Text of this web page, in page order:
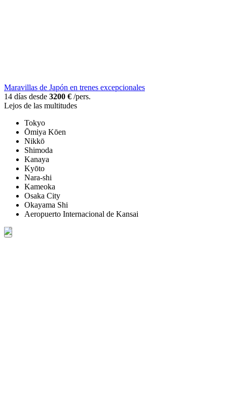
Maravillas de Japón en trenes excepcionales
14 días desde 3200 € /pers.
Lejos de las multitudes
Tokyo
Ōmiya Kōen
Nikkō
Shimoda
Kanaya
Kyōto
Nara-shi
Kameoka
Osaka City
Okayama Shi
Aeropuerto Internacional de Kansai